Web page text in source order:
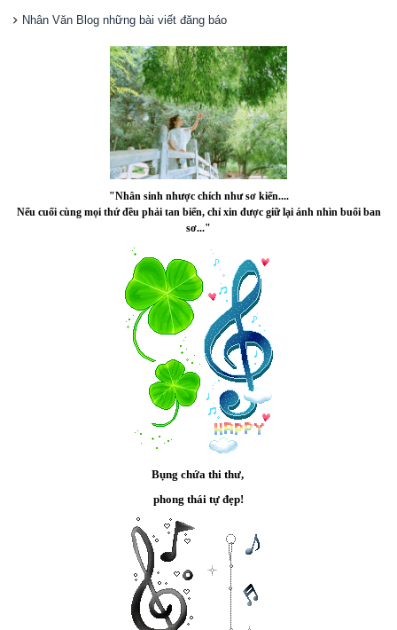
Nhân Văn Blog những bài viết đăng báo
"Nhân sinh nhược chích như sơ kiến....
Nếu cuối cùng mọi thứ đều phải tan biến, chỉ xin được giữ lại ánh nhìn buổi ban
sơ..."
Bụng chứa thi thư,
phong thái tự đẹp!